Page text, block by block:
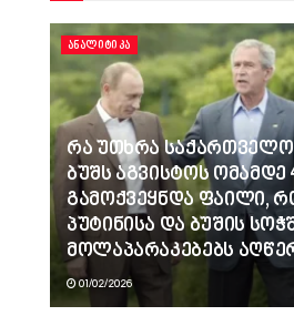
ᲐᲜᲐᲚᲘᲢᲘᲙᲐ
რა უთხრა
ბუშს აგვისტოს
გამოქვეყნდა ფაილი,
პუტინისა და ბუშის
მოლაპარაკებებს
01/02/2026